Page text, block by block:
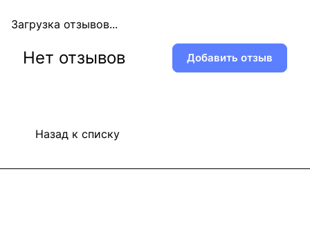
Загрузка отзывов...
Нет отзывов Добавить отзыв
Назад к списку